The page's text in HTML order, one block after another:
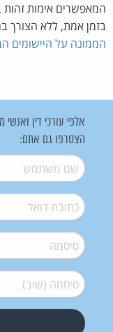
המאפשרים אימות זהות
בזמן אמת, ללא הצורך
הממונה על היישומים
אלפי עורכי דין
הצטרפו גם אתם:
שם משתמש*
דואל*
סיסמה*
סיסמה (שוב)*